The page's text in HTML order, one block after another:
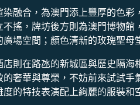
染融合，為澳門添上豐厚的色
不搖，牌坊後方則為澳門博物
場空間；顏色清新的玫瑰聖
店則在路氹的新城區與歷史隔
的奢華與尊榮，不妨前來試試
的特技表演配上絢麗的服裝